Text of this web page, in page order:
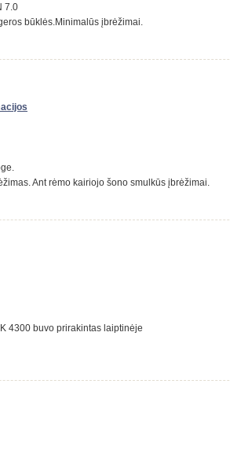
7.0
būklės.Minimalūs įbrėžimai.
Ant rėmo kairiojo šono smulkūs įbrėžimai.
4300 buvo prirakintas laiptinėje